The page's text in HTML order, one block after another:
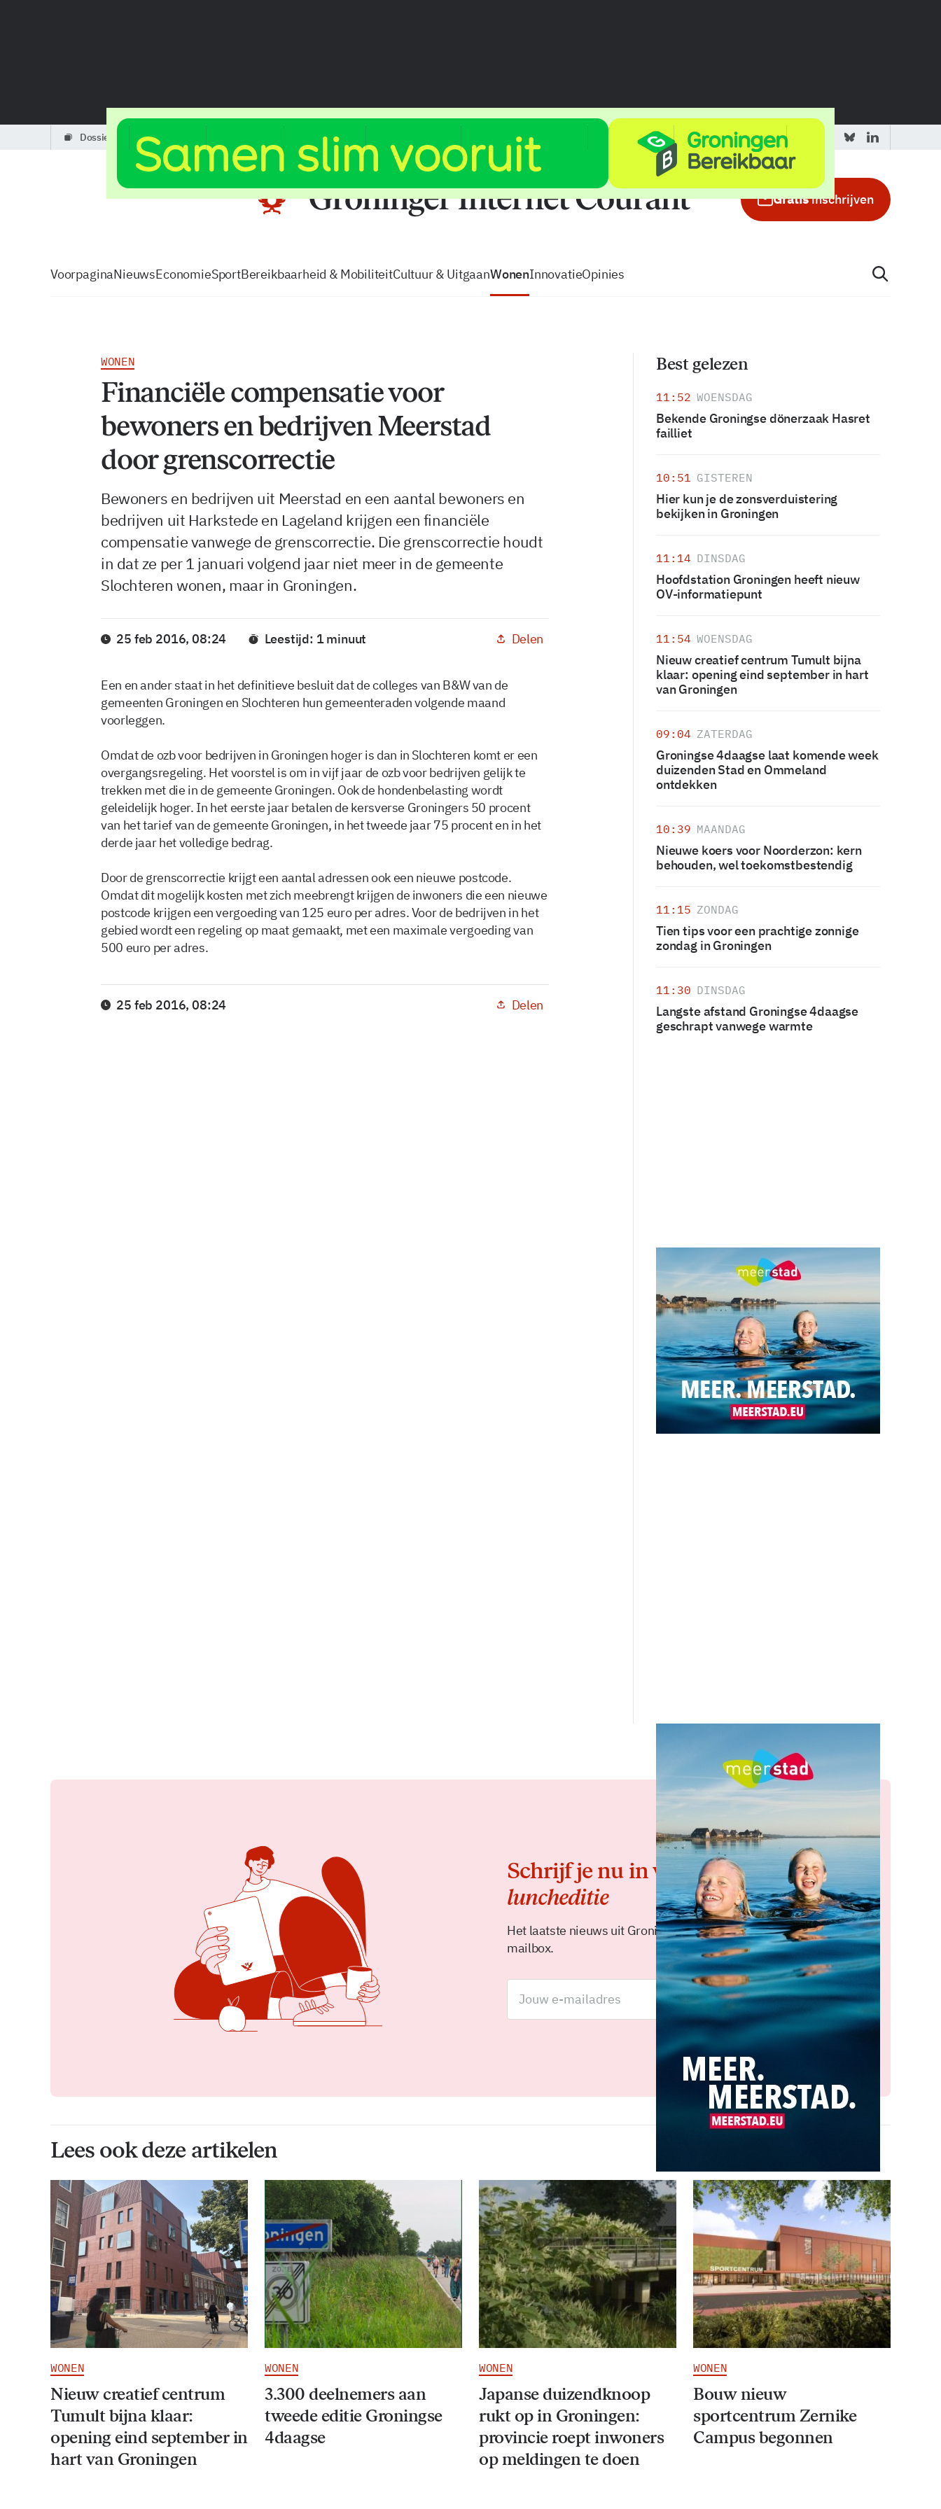
dossiers vacatures Tip de redactie Adverteren in de GIC
Gratisinschrijven
VoorpaginaNieuwsEconomieSportBereikbaarheid & MobiliteitCultuur & UitgaanWonenInnovatieOpinies
WONEN
Financiële compensatie voor
bewoners en bedrijven Meerstad
door grenscorrectie
Bewoners en bedrijven uit Meerstad en een aantal bewoners en
bedrijven uit Harkstede en Lageland krijgen een financiële
compensatie vanwege de grenscorrectie. Die grenscorrectie houdt
in dat ze per 1 januari volgend jaar niet meer in de gemeente
Slochteren wonen, maar in Groningen.
25 feb 2016, 08:24 Leestijd: 1 minuut Delen
Een en ander staat in het definitieve besluit dat de colleges van B&W van de
gemeenten Groningen en Slochteren hun gemeenteraden volgende maand
voorleggen.
Omdat de ozb voor bedrijven in Groningen hoger is dan in Slochteren komt er een
overgangsregeling. Het voorstel is om in vijf jaar de ozb voor bedrijven gelijk te
trekken met die in de gemeente Groningen. Ook de hondenbelasting wordt
geleidelijk hoger. In het eerste jaar betalen de kersverse Groningers 50 procent
van het tarief van de gemeente Groningen, in het tweede jaar 75 procent en in het
derde jaar het volledige bedrag.
Door de grenscorrectie krijgt een aantal adressen ook een nieuwe postcode.
Omdat dit mogelijk kosten met zich meebrengt krijgen de inwoners die een nieuwe
postcode krijgen een vergoeding van 125 euro per adres. Voor de bedrijven in het
gebied wordt een regeling op maat gemaakt, met een maximale vergoeding van
500 euro per adres.
25 feb 2016, 08:24 Delen
Best gelezen
11:52 WOENSDAG
Bekende Groningse dönerzaak Hasret
failliet
10:51 GISTEREN
Hier kun je de zonsverduistering
bekijken in Groningen
11:14 DINSDAG
Hoofdstation Groningen heeft nieuw
OV-informatiepunt
11:54 WOENSDAG
Nieuw creatief centrum Tumult bijna
klaar: opening eind september in hart
van Groningen
09:04 ZATERDAG
Groningse 4daagse laat komende week
duizenden Stad en Ommeland
ontdekken
10:39 MAANDAG
Nieuwe koers voor Noorderzon: kern
behouden, wel toekomstbestendig
11:15 ZONDAG
Tien tips voor een prachtige zonnige
zondag in Groningen
11:30 DINSDAG
Langste afstand Groningse 4daagse
geschrapt vanwege warmte
Schrijf je nu in voor de
luncheditie
Het laatste nieuws uit Groningen elke middag in je
mailbox.
Meld je aan
Lees ook deze artikelen
WONEN
Nieuw creatief centrum
Tumult bijna klaar:
opening eind september in
hart van Groningen
WONEN
3.300 deelnemers aan
tweede editie Groningse
4daagse
WONEN
Japanse duizendknoop
rukt op in Groningen:
provincie roept inwoners
op meldingen te doen
WONEN
Bouw nieuw
sportcentrum Zernike
Campus begonnen